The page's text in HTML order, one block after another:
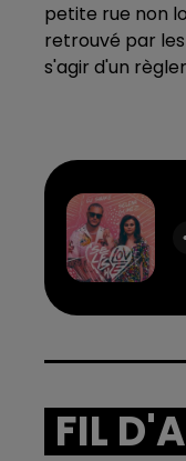
petite rue non
retrouvé par
s'agir d'un
FIL